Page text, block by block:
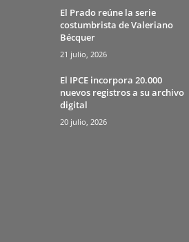
El Prado reúne la serie
costumbrista de Valeriano
Bécquer
21 julio, 2026
El IPCE incorpora 20.000
nuevos registros a su archivo
digital
20 julio, 2026